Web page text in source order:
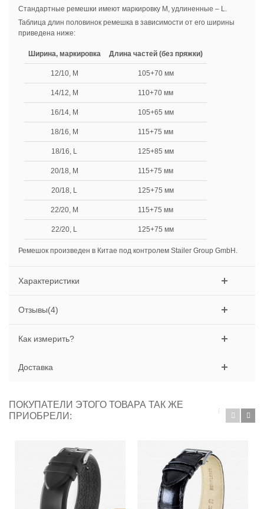
Стандартные ремешки имеют маркировку M, удлиненные – L.
Таблица длин половинок ремешка в зависимости от его ширины
приведена ниже:
Ширина, маркировка Длина частей (без пряжки)
12/10, M 105+70 мм
14/12, M 110+70 мм
16/14, M 105+65 мм
18/16, M 115+75 мм
18/16, L 125+85 мм
20/18, M 115+75 мм
20/18, L 125+75 мм
22/20, M 115+75 мм
22/20, L 125+75 мм
Ремешок произведен в Китае под контролем Stailer Group GmbH.
Характеристики
Отзывы(4)
Как измерить?
Доставка
ПОКУПАТЕЛИ ЭТОГО ТОВАРА ТАК ЖЕ
ПРИОБРЕЛИ: